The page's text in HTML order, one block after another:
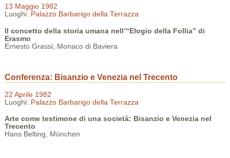
13 Maggio 1982
Luoghi: Palazzo Barbarigo della Terrazza
Il concetto della storia umana nell’“Elogio della Follia” di
Erasmo
Ernesto Grassi, Monaco di Baviera
Conferenza: Bisanzio e Venezia nel Trecento
22 Aprile 1982
Luoghi: Palazzo Barbarigo della Terrazza
Arte come testimone di una società: Bisanzio e Venezia nel
Trecento
Hans Belting, München